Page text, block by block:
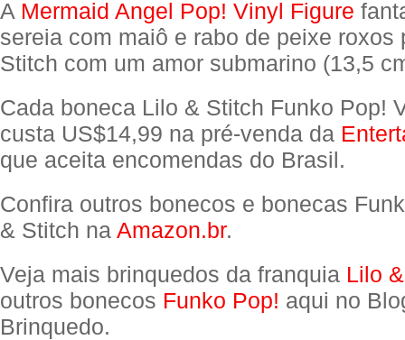
A Mermaid Angel Pop! Vinyl Figure
sereia com maiô e rabo de peixe roxos
Stitch com um amor submarino (13,5
Cada boneca Lilo & Stitch Funko Pop!
custa US$14,99 na pré-venda da
que aceita encomendas do Brasil.
Confira outros bonecos e bonecas
& Stitch na Amazon.br.
Veja mais brinquedos da franquia Lilo
outros bonecos Funko Pop! aqui no
Brinquedo.